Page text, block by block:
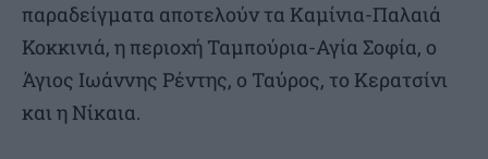
παραδείγματα αποτελούν τα Καμίνια-Παλαιά
Κοκκινιά, η περιοχή Ταμπούρια-Αγία Σοφία, ο
Άγιος Ιωάννης Ρέντης, ο Ταύρος, το Κερατσίνι
και η Νίκαια.